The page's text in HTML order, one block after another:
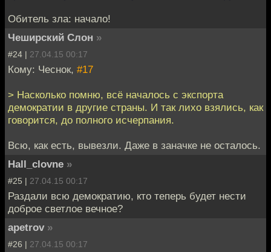
Обитель зла: начало!
Чеширский Слон »
#24 | 27.04.15 00:17
Кому: Чеснок, #17
> Насколько помню, всё началось с экспорта
демократии в другие страны. И так лихо взялись, как
говорится, до полного исчерпания.
Всю, как есть, вывезли. Даже в заначке не осталось.
Hall_clovne »
#25 | 27.04.15 00:17
Раздали всю демократию, кто теперь будет нести
доброе светлое вечное?
apetrov »
#26 | 27.04.15 00:17